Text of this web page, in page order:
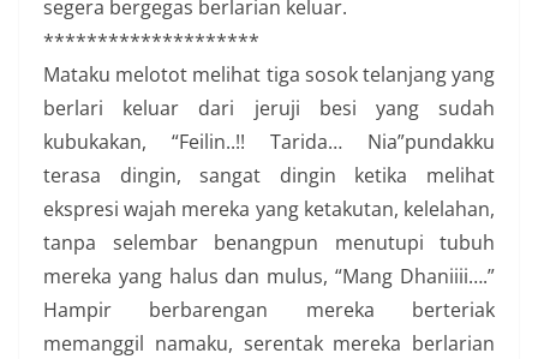
segera bergegas berlarian keluar.
********************
Mataku melotot melihat tiga sosok telanjang yang
berlari keluar dari jeruji besi yang sudah
kubukakan, “Feilin..!! Tarida… Nia”pundakku
terasa dingin, sangat dingin ketika melihat
ekspresi wajah mereka yang ketakutan, kelelahan,
tanpa selembar benangpun menutupi tubuh
mereka yang halus dan mulus, “Mang Dhaniiii….”
Hampir berbarengan mereka berteriak
memanggil namaku, serentak mereka berlarian